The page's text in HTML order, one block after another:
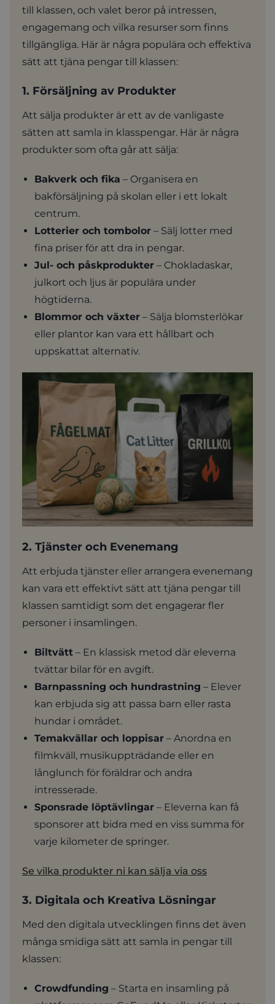
till klassen, och valet beror på intressen,
engagemang och vilka resurser som finns
tillgängliga. Här är några populära och effektiva
sätt att tjäna pengar till klassen:
1. Försäljning av Produkter
Att sälja produkter är ett av de vanligaste
sätten att samla in klasspengar. Här är några
produkter som ofta går att sälja:
Bakverk och fika – Organisera en
bakförsäljning på skolan eller i ett lokalt
centrum.
Lotterier och tombolor – Sälj lotter med
fina priser för att dra in pengar.
Jul- och påskprodukter – Chokladaskar,
julkort och ljus är populära under
högtiderna.
Blommor och växter – Sälja blomsterlökar
eller plantor kan vara ett hållbart och
uppskattat alternativ.
2. Tjänster och Evenemang
Att erbjuda tjänster eller arrangera evenemang
kan vara ett effektivt sätt att tjäna pengar till
klassen samtidigt som det engagerar fler
personer i insamlingen.
Biltvätt – En klassisk metod där eleverna
tvättar bilar för en avgift.
Barnpassning och hundrastning – Elever
kan erbjuda sig att passa barn eller rasta
hundar i området.
Temakvällar och loppisar – Anordna en
filmkväll, musikuppträdande eller en
långlunch för föräldrar och andra
intresserade.
Sponsrade löptävlingar – Eleverna kan få
sponsorer att bidra med en viss summa för
varje kilometer de springer.
Se vilka produkter ni kan sälja via oss
3. Digitala och Kreativa Lösningar
Med den digitala utvecklingen finns det även
många smidiga sätt att samla in pengar till
klassen:
Crowdfunding – Starta en insamling på